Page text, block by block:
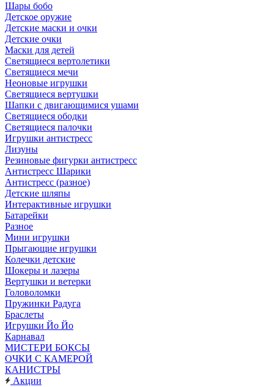
Шары бобо
Детское оружие
Детские маски и очки
Детские очки
Маски для детей
Светящиеся вертолетики
Светящиеся мечи
Неоновые игрушки
Светящиеся вертушки
Шапки с двигающимися ушами
Светящиеся ободки
Светящиеся палочки
Игрушки антистресс
Лизуны
Резиновые фигурки антистресс
Антистресс Шарики
Антистресс (разное)
Детские шляпы
Интерактивные игрушки
Батарейки
Разное
Мини игрушки
Прыгающие игрушки
Колечки детские
Шокеры и лазеры
Вертушки и ветерки
Головоломки
Пружинки Радуга
Браслеты
Игрушки Йо Йо
Карнавал
МИСТЕРИ БОКСЫ
ОЧКИ С КАМЕРОЙ
КАНИСТРЫ
Акции